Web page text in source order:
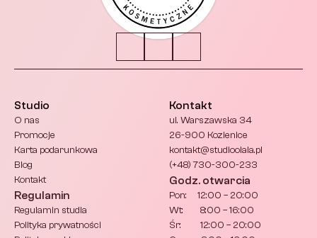
Studio
O nas
Promocje
Karta podarunkowa
Blog
Kontakt
Regulamin
Regulamin studia
Polityka prywatności
Kontakt
ul. Warszawska 34
26-900 Kozienice
kontakt@studioolala.pl
(+48) 730-300-233
Godz. otwarcia
Pon:     12:00 – 20:00
Wt:        8:00 – 16:00
Śr:         12:00 – 20:00